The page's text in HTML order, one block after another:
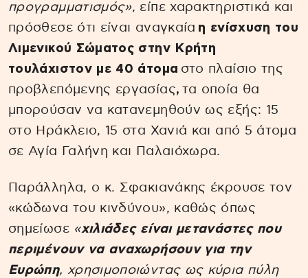
προγραμματισμός», είπε χαρακτηριστικά και
πρόσθεσε ότι είναι αναγκαία η ενίσχυση του
Λιμενικού Σώματος στην Κρήτη
τουλάχιστον με 40 άτομα στο πλαίσιο της
προβλεπόμενης εργασίας, τα οποία θα
μπορούσαν να κατανεμηθούν ως εξής: 15
στο Ηράκλειο, 15 στα Χανιά και από 5 άτομα
σε Αγία Γαλήνη και Παλαιόχωρα.
Παράλληλα, ο κ. Σφακιανάκης έκρουσε τον
«κώδωνα του κινδύνου», καθώς όπως
σημείωσε «χιλιάδες είναι μετανάστες που
περιμένουν να αναχωρήσουν για την
Ευρώπη, χρησιμοποιώντας ως κύρια πύλη